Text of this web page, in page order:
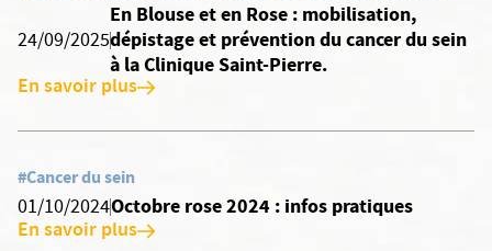
24/09/2025
En Blouse et en Rose : mobilisation,
dépistage et prévention du cancer du sein
à la Clinique Saint-Pierre.
En savoir plus
#Cancer du sein
01/10/2024Octobre rose 2024 : infos pratiques
En savoir plus